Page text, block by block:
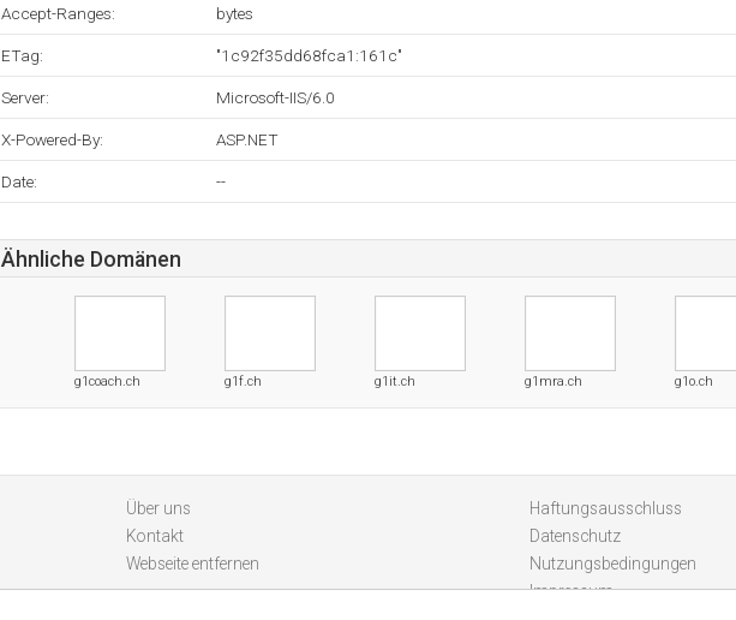
Accept-Ranges: bytes
ETag: "1c92f35dd68fca1:161c"
Server: Microsoft-IIS/6.0
X-Powered-By: ASP.NET
Date: --
Ähnliche Domänen
g1coach.ch g1f.ch g1it.ch g1mra.ch g1o.ch
Über uns
Kontakt
Webseite entfernen
Haftungsausschluss
Datenschutz
Nutzungsbedingungen
Impressum